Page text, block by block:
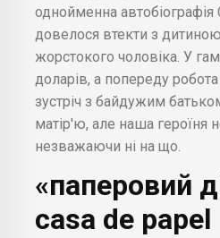
однойменна автобіографія
довелося втекти з
жорстокого чоловіка. У
доларів, а попереду
зустріч з байдужим
матір'ю, але наша героїня
незважаючи ні на що.
«паперовий
casa de papel